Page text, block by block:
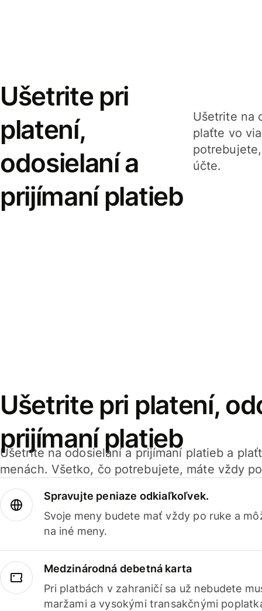
Ušetrite pri
platení,
odosielaní a
prijímaní platieb
Ušetrite na
plaťte vo
účte.
Ušetrite pri platení,
prijímaní platieb
Ušetrite na odosielaní a prijímaní platieb a
menách. Všetko, čo potrebujete, máte vždy
Spravujte peniaze odkiaľkoľvek.
Svoje meny budete mať vždy po ruke a
na iné meny.
Medzinárodná debetná karta
Pri platbách v zahraničí sa už nebudete
maržami a vysokými transakčnými